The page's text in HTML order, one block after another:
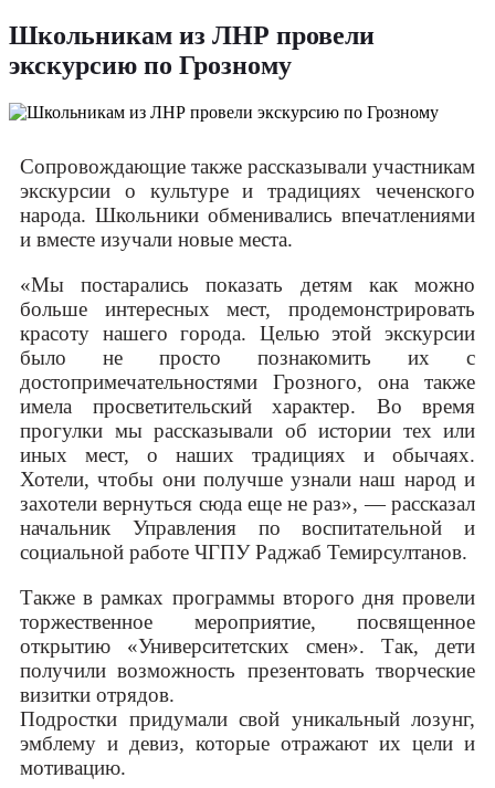
Школьникам из ЛНР провели
экскурсию по Грозному
Сопровождающие также рассказывали участникам
экскурсии о культуре и традициях чеченского
народа. Школьники обменивались впечатлениями
и вместе изучали новые места.
«Мы постарались показать детям как можно
больше интересных мест, продемонстрировать
красоту нашего города. Целью этой экскурсии
было не просто познакомить их с
достопримечательностями Грозного, она также
имела просветительский характер. Во время
прогулки мы рассказывали об истории тех или
иных мест, о наших традициях и обычаях.
Хотели, чтобы они получше узнали наш народ и
захотели вернуться сюда еще не раз», — рассказал
начальник Управления по воспитательной и
социальной работе ЧГПУ Раджаб Темирсултанов.
Также в рамках программы второго дня провели
торжественное мероприятие, посвященное
открытию «Университетских смен». Так, дети
получили возможность презентовать творческие
визитки отрядов.
Подростки придумали свой уникальный лозунг,
эмблему и девиз, которые отражают их цели и
мотивацию.